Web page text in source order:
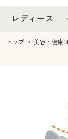
レディースファ
インナー・下着
インナー・下着
ジュニア・テ
メンズ
寝具・インテ
美容・健康
レディース
レディースファ
インナー・下着
メンズ
キッチン・雑貨
美容・健康通販
制服・スクー
トップ 美容・健康